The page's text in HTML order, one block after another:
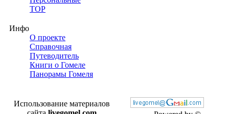
TOP
Инфо
О проекте
Справочная
Путеводитель
Книги о Гомеле
Панорамы Гомеля
Использование материалов